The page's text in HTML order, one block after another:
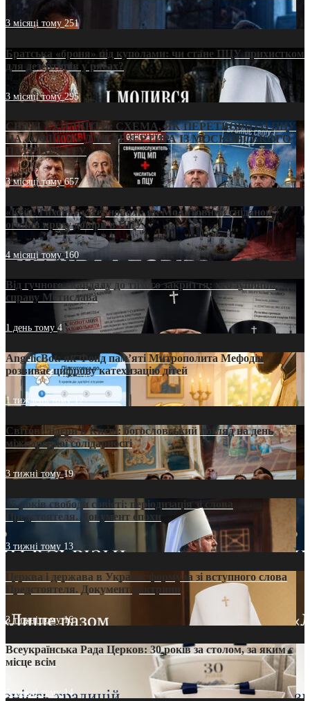
3 місяці тому251
Братська «броня» під куполами: чи стане ПЦУ прихистком
для дезертирів у рясах?
3 місяці тому295
СВЯТІ УХИЛЯНТИ: СХЕМА, ЯК ПЕРЕТВОРИТИ ПЦУ
НА «ОФШОР» ДЛЯ ДЕЗЕРТИРА ІЗ МОСКОВСЬКОГО
ПАТРІАРХАТУ
3 місяці тому657
«Кейс Тихона» у Тернополі: як Молитовний сніданок
оголив кризу довіри в ПЦУ
4 місяці тому160
Від гучного скандалу до тихого закриття: хто зупинив
справу Мстислава
1 день тому4
AngelicBot: як Фонд пам’яті Митрополита Мефодія
розвиває цифрову катехизацію дітей
1 тиждень тому12
Світові лідери в Києві: богословський погляд на день
міжнародної солідарності
3 тижні тому19
35 років свободи совісті: періодизація зі слова
Предстоятеля. Документ епохи
3 тижні тому 13
Церква і держава в Україні: формула зі вступного слова
Предстоятеля. Документ доктрини
3 тижні тому16
Всеукраїнська Рада Церков: 30 років за столом, за яким є
місце всім
3 тижні тому14